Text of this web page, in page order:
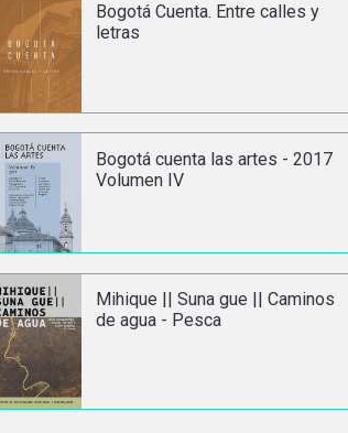
Bogotá Cuenta. Entre calles y
letras
Bogotá cuenta las artes - 2017
Volumen IV
Mihique || Suna gue || Caminos
de agua - Pesca